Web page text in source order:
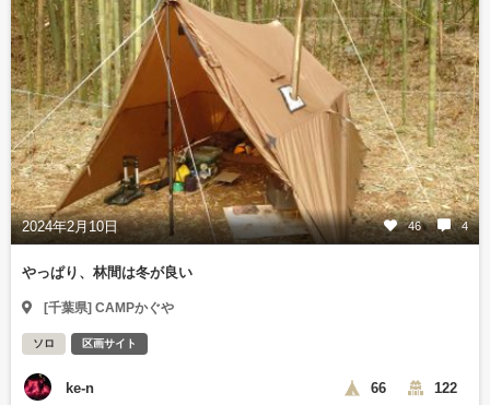
2024年2月10日 46 4
やっぱり、林間は冬が良い
[千葉県] CAMPかぐや
ソロ 区画サイト
ke-n 66 122